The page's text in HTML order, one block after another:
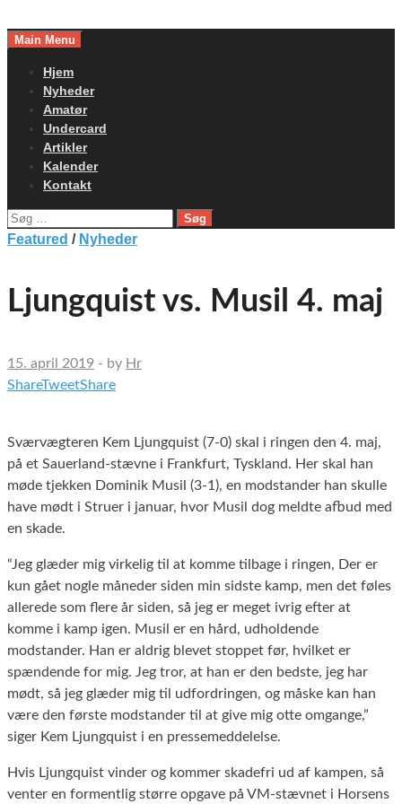
toMain Menu
Hjem
Nyheder
Amatør
Undercard
Artikler
Kalender
Kontakt
Søg
efter:
Featured / Nyheder
Ljungquist vs. Musil 4. maj
15. april 2019 - by Hr
ShareTweetShare
Sværvægteren Kem Ljungquist (7-0) skal i ringen den 4. maj,
på et Sauerland-stævne i Frankfurt, Tyskland. Her skal han
møde tjekken Dominik Musil (3-1), en modstander han skulle
have mødt i Struer i januar, hvor Musil dog meldte afbud med
en skade.
“Jeg glæder mig virkelig til at komme tilbage i ringen, Der er
kun gået nogle måneder siden min sidste kamp, men det føles
allerede som flere år siden, så jeg er meget ivrig efter at
komme i kamp igen. Musil er en hård, udholdende
modstander. Han er aldrig blevet stoppet før, hvilket er
spændende for mig. Jeg tror, at han er den bedste, jeg har
mødt, så jeg glæder mig til udfordringen, og måske kan han
være den første modstander til at give mig otte omgange,”
siger Kem Ljungquist i en pressemeddelelse.
Hvis Ljungquist vinder og kommer skadefri ud af kampen, så
venter en formentlig større opgave på VM-stævnet i Horsens